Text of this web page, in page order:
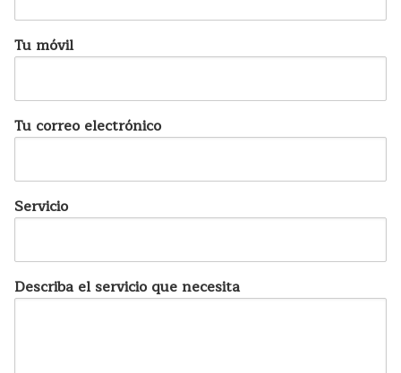
Tu móvil
Tu correo electrónico
Servicio
Describa el servicio que necesita